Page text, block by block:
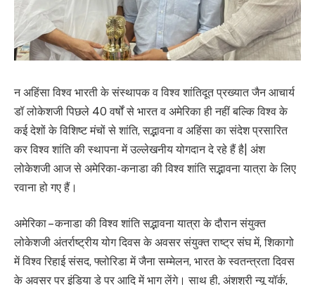
न अहिंसा विश्व भारती के संस्थापक व विश्व शांतिदूत प्रख्यात जैन आचार्य
डॉ लोकेशजी पिछले 40 वर्षों से भारत व अमेरिका ही नहीं बल्कि विश्व के
कई देशों के विशिष्ट मंचों से शांति, सद्भावना व अहिंसा का संदेश प्रसारित
कर विश्व शांति की स्थापना में उल्लेखनीय योगदान दे रहे हैं है| अंश
लोकेशजी आज से अमेरिका-कनाडा की विश्व शांति सद्भावना यात्रा के लिए
रवाना हो गए हैं।
अमेरिका – कनाडा की विश्व शांति सद्भावना यात्रा के दौरान संयुक्त
लोकेशजी अंतर्राष्ट्रीय योग दिवस के अवसर संयुक्त राष्ट्र संघ में, शिकागो
में विश्व रिहाई संसद, फ्लोरिडा में जैना सम्मेलन, भारत के स्वतन्त्रता दिवस
के अवसर पर इंडिया डे पर आदि में भाग लेंगे। साथ ही, अंशश्री न्यू यॉर्क,